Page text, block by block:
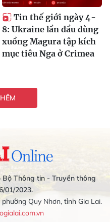
Tin thế giới ngày 4-
8: Ukraine lần đầu dùng
xuồng Magura tập kích
mục tiêu Nga ở Crimea
Thông tin - Truyền thông
01/2023.
Quy Nhơn, tỉnh Gia Lai.